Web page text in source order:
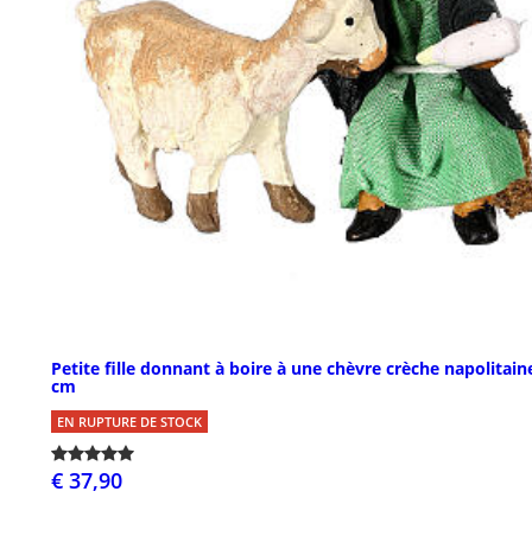
Petite fille donnant à boire à une chèvre crèche
cm
EN RUPTURE DE STOCK
€ 37,90